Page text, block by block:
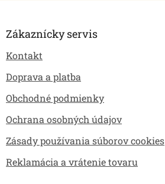
Zákaznícky servis
Kontakt
Doprava a platba
Obchodné podmienky
Ochrana osobných údajov
Zásady používania súborov cookies
Reklamácia a vrátenie tovaru